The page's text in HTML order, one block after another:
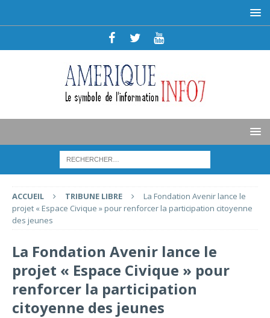
ACCUEIL TRIBUNE LIBRE
La Fondation Avenir lance le
projet « Espace Civique » pour renforcer la participation citoyenne
des jeunes
La Fondation Avenir lance le
projet « Espace Civique » pour
renforcer la participation
citoyenne des jeunes